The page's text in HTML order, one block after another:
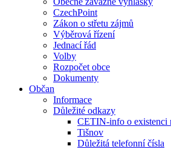
CzechPoint
Zákon o střetu zájmů
Výběrová řízení
Jednací řád
Volby
Rozpočet obce
Dokumenty
Občan
Informace
Důležité odkazy
CETIN-info o existenci
Tišnov
Důležitá telefonní čísla